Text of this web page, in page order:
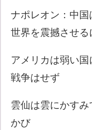
ナポレオン：中
世界を震撼させる
アメリカは弱い
戦争はせず
雲仙は雲にかす
かび